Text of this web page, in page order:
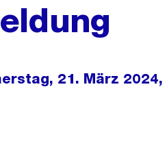
21. März 2024,